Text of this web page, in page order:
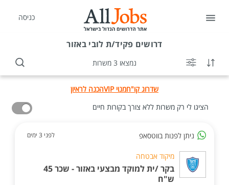
כניסה
דרושים פקיד/ת לובי באזור
נמצאו 3 משרות
שדרוג קו"חמנוי VIP
הכנה לראיון
הציגו לי רק משרות ללא צורך בקורות חיים
ניתן לפנות בווטסאפ לפני 3 ימים
מיקוד אבטחה
בקר /ית למוקד מבצעי באזור - שכר 45
ש"ח